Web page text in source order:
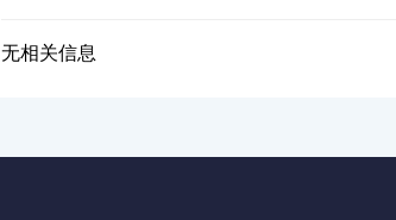
无相关信息